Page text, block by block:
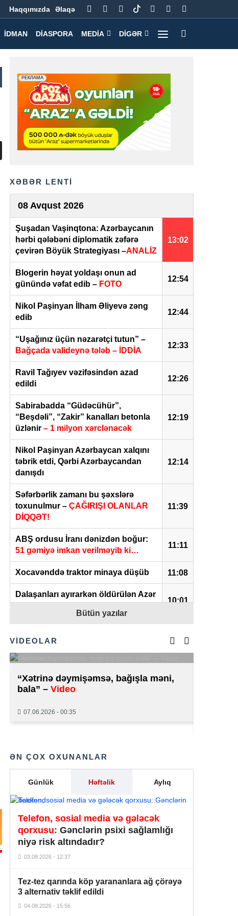
Haqqımızda Əlaqə
İDMAN DIASPORA MEDIA DIGƏR
XƏBƏR LENTİ
08 Avqust 2026
13:02
Şuşadan Vaşinqtona: Azərbaycanın
hərbi qələbəni diplomatik zəfərə
çevirən Böyük Strategiyası –ANALİZ
12:54
Blogerin həyat yoldaşı onun ad
günündə vəfat edib – FOTO
12:44
Nikol Paşinyan İlham Əliyevə zəng
edib
12:33
“Uşağınız üçün nəzarətçi tutun” –
Bağçada valideynə tələb – İDDİA
12:26
Ravil Tağıyev vəzifəsindən azad
edildi
12:19
Sabirabadda “Güdəcühür”,
“Beşdəli”, “Zakir” kanalları betonla
üzlənir – 1 milyon xərclənəcək
12:14
Nikol Paşinyan Azərbaycan xalqını
təbrik etdi, Qərbi Azərbaycandan
danışdı
11:39
Səfərbərlik zamanı bu şəxslərə
toxunulmur – ÇAĞIRIŞI OLANLAR
DİQQƏT!
11:11
ABŞ ordusu İranı dənizdən boğur:
51 gəmiyə imkan verilməyib ki…
11:08
Xocavənddə traktor minaya düşüb
10:01
Dalaşanları ayırarkən öldürülən Azər
yolu ilə həllini dəstəkləyirik” –
Ukrayna Rusiyanın sənaye
var – VİDEO
Adillə bağlı cinayət işi açıldı
Qərbdən həyəcan siqnalı:
etməyə hazırlaşır
Taylandda futbol matçı faciə ilə
nəticələndi:İldırım oyunçunu
vuraraq öldürdü
Pentaqon pilotsuz aparatlara qarşı
400 milyon dollarlıq lazer sistemləri
Bütün yazılar
VİDEOLAR
“Xətrinə dəymişəmsə, bağışla məni,
bala” – Video
07.06.2026 - 00:35
ƏN ÇOX OXUNANLAR
Günlük Həftəlik Aylıq
Telefon, sosial media və gələcək
qorxusu: Gənclərin psixi sağlamlığı
niyə risk altındadır?
03.08.2026 - 12:37
Tez-tez qarında köp yarananlara ağ çörəyə
3 alternativ təklif edildi
04.08.2026 - 15:56